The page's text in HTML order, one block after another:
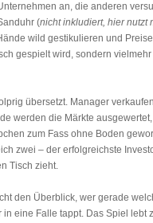
an, die anderen
(nicht inkludiert, hier nutzt
wild gestikulieren und
gespielt wird, sondern
übersetzt. Manager
werden die Märkte
zum Fass ohne Boden
zwei – der erfolgreichste
Tisch zieht.
den Überblick, wer gerade
eine Falle tappt. Das Spiel lebt